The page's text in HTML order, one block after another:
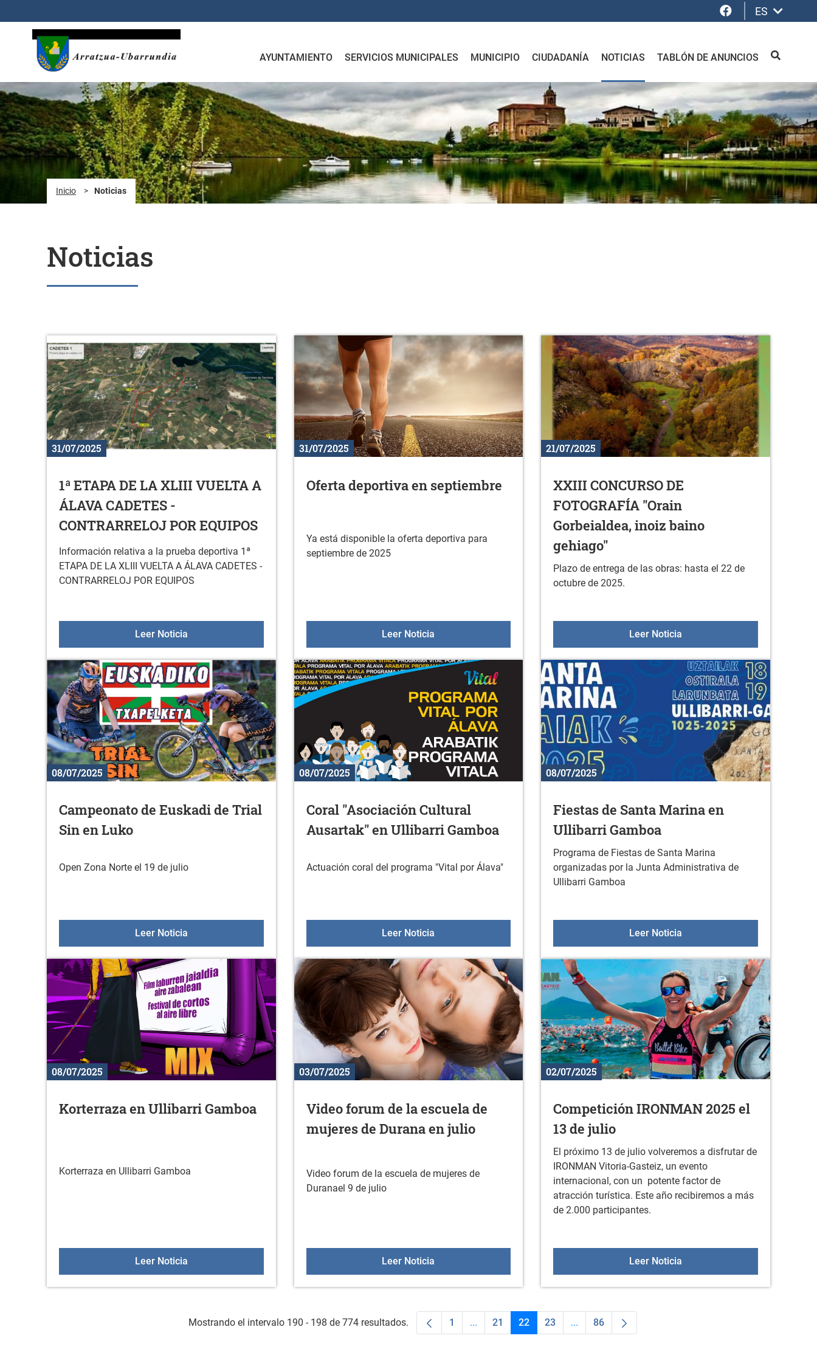
Facebook
ES
AYUNTAMIENTO SERVICIOS MUNICIPALES MUNICIPIO CIUDADANÍA NOTICIAS TABLÓN DE ANUNCIOS BUSCAR
Inicio > Noticias
Noticias
31/07/2025
1ª ETAPA DE LA XLIII VUELTA A
ÁLAVA CADETES -
CONTRARRELOJ POR EQUIPOS
Información relativa a la prueba deportiva 1ª
ETAPA DE LA XLIII VUELTA A ÁLAVA CADETES -
CONTRARRELOJ POR EQUIPOS
Leer Noticia1ª ETAPA DE LA XLIII VUELTA A ÁLAVA CADETES - CONTRARRELOJ POR EQUIPOS
31/07/2025
Oferta deportiva en septiembre
Ya está disponible la oferta deportiva para
septiembre de 2025
Leer Noticia
21/07/2025
XXIII CONCURSO DE
FOTOGRAFÍA "Orain
Gorbeialdea, inoiz baino
gehiago"
Plazo de entrega de las obras: hasta el 22 de
octubre de 2025.
Leer Noticia
08/07/2025
Campeonato de Euskadi de Trial
Sin en Luko
Open Zona Norte el 19 de julio
Leer NoticiaCampeonato de Euskadi de Trial Sin en Luko
08/07/2025
Coral "Asociación Cultural
Ausartak" en Ullibarri Gamboa
Actuación coral del programa "Vital por Álava"
Leer Noticia Coral "Asociación Cultural Ausartak" en Ullibarri Gamboa
08/07/2025
Fiestas de Santa Marina en
Ullibarri Gamboa
Programa de Fiestas de Santa Marina
organizadas por la Junta Administrativa de
Ullibarri Gamboa
Leer Noticia
08/07/2025
Korterraza en Ullibarri Gamboa
Korterraza en Ullibarri Gamboa
Leer NoticiaKorterraza en Ullibarri Gamboa
03/07/2025
Video forum de la escuela de
mujeres de Durana en julio
Video forum de la escuela de mujeres de
Duranael 9 de julio
Leer Noticia Video forum de la escuela de mujeres de Durana en julio
02/07/2025
Competición IRONMAN 2025 el
13 de julio
El próximo 13 de julio volveremos a disfrutar de
IRONMAN Vitoria-Gasteiz, un evento
internacional, con un potente factor de
atracción turística. Este año recibiremos a más
de 2.000 participantes.
Leer Noticia
Mostrando el intervalo 190 - 198 de 774 resultados. Página
1 ...Páginas intermedias Use TAB para desplazarse.
Página
21 Página
22 Página
23 ...Páginas intermedias Use TAB para desplazarse.
Página
86